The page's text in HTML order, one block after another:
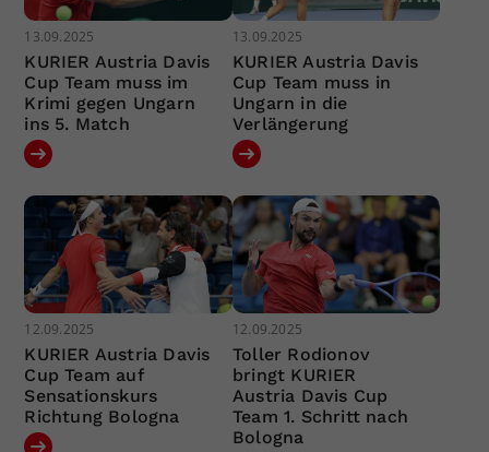
13.09.2025
KURIER Austria Davis
Cup Team muss im
Krimi gegen Ungarn
ins 5. Match
13.09.2025
KURIER Austria Davis
Cup Team muss in
Ungarn in die
Verlängerung
12.09.2025
KURIER Austria Davis
Cup Team auf
Sensationskurs
Richtung Bologna
12.09.2025
Toller Rodionov
bringt KURIER
Austria Davis Cup
Team 1. Schritt nach
Bologna